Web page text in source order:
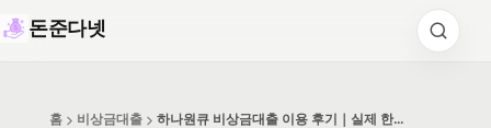
돈준다넷
홈 비상금대출 하나원큐 비상금대출 이용 후기｜실제 한도와 금리 조건 완전 분석